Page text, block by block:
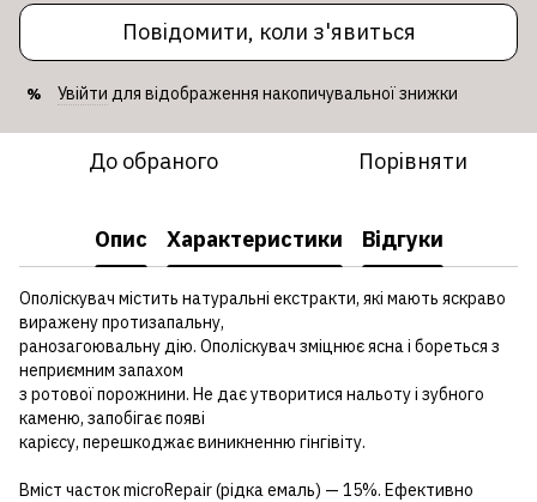
Повідомити, коли з'явиться
% Увійти для відображення накопичувальної знижки
До обраного Порівняти
Опис Характеристики Відгуки
Ополіскувач містить натуральні екстракти, які мають яскраво
виражену протизапальну,
ранозагоювальну дію. Ополіскувач зміцнює ясна і бореться з
неприємним запахом
з ротової порожнини. Не дає утворитися нальоту і зубного
каменю, запобігає появі
карієсу, перешкоджає виникненню гінгівіту.
Вміст часток microRepair (рідка емаль) — 15%. Ефективно